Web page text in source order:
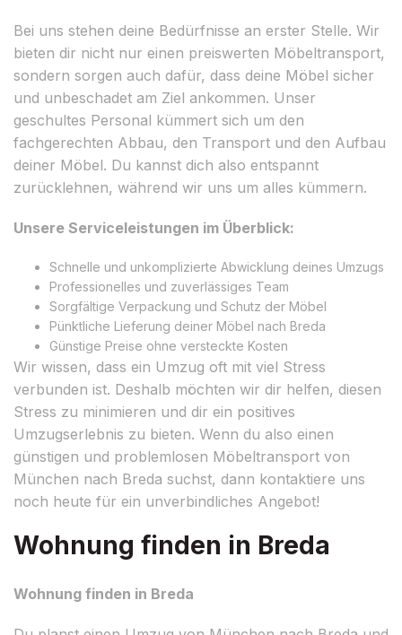
Bei uns stehen deine Bedürfnisse an erster Stelle. Wir
bieten dir nicht nur einen preiswerten Möbeltransport,
sondern sorgen auch dafür, dass deine Möbel sicher
und unbeschadet am Ziel ankommen. Unser
geschultes Personal kümmert sich um den
fachgerechten Abbau, den Transport und den Aufbau
deiner Möbel. Du kannst dich also entspannt
zurücklehnen, während wir uns um alles kümmern.
Unsere Serviceleistungen im Überblick:
Schnelle und unkomplizierte Abwicklung deines Umzugs
Professionelles und zuverlässiges Team
Sorgfältige Verpackung und Schutz der Möbel
Pünktliche Lieferung deiner Möbel nach Breda
Günstige Preise ohne versteckte Kosten
Wir wissen, dass ein Umzug oft mit viel Stress
verbunden ist. Deshalb möchten wir dir helfen, diesen
Stress zu minimieren und dir ein positives
Umzugserlebnis zu bieten. Wenn du also einen
günstigen und problemlosen Möbeltransport von
München nach Breda suchst, dann kontaktiere uns
noch heute für ein unverbindliches Angebot!
Wohnung finden in Breda
Wohnung finden in Breda